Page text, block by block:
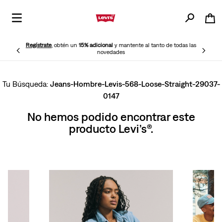
Regístrate, obtén un15% adicionaly mantente al tanto de todas las
novedades
Jeans-Hombre-Levis-568-Loose-Straight-29037-
0147
No hemos podido encontrar este
producto Levi’s®.